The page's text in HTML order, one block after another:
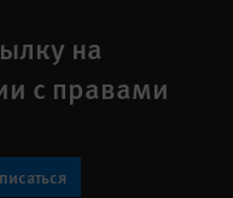
на
с правами